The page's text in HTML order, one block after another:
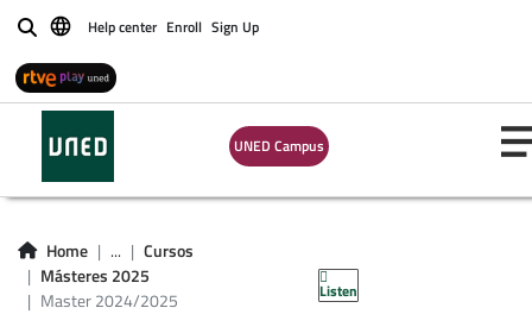
BuscarHelp center Enroll Sign Up
UNED Campus
Home ...
Cursos
Másteres 2025
Master 2024/2025
Listen